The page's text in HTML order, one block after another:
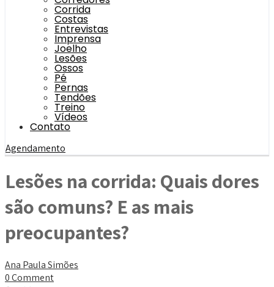
Corrida
Costas
Entrevistas
Imprensa
Joelho
Lesões
Ossos
Pé
Pernas
Tendões
Treino
Vídeos
Contato
Agendamento
Lesões na corrida: Quais dores
são comuns? E as mais
preocupantes?
Ana Paula Simões
0 Comment